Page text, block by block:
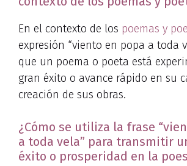
En el contexto de los poemas y
expresión “viento en popa a toda
que un poema o poeta está
gran éxito o avance rápido en su
creación de sus obras.
¿Cómo se utiliza la frase
a toda vela” para transmitir
éxito o prosperidad en la